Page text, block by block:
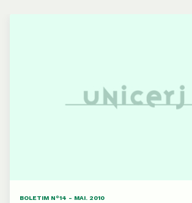
BOLETIM N°14 - MAI. 2010